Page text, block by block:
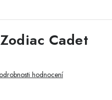
Cadet
hodnocení